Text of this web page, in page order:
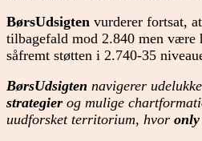
BørsUdsigten vurderer fortsat,
tilbagefald mod 2.840 men være
såfremt støtten i 2.740-35
BørsUdsigten navigerer
strategier og mulige
uudforsket territorium, hvor